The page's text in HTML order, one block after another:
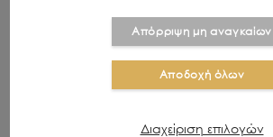
ΣΧΕΤΙΚΑ ΠΡΟΪΟΝΤΑ
Απόρριψη μη αναγκαίων
Αποδοχή όλων
Διαχείριση επιλογών